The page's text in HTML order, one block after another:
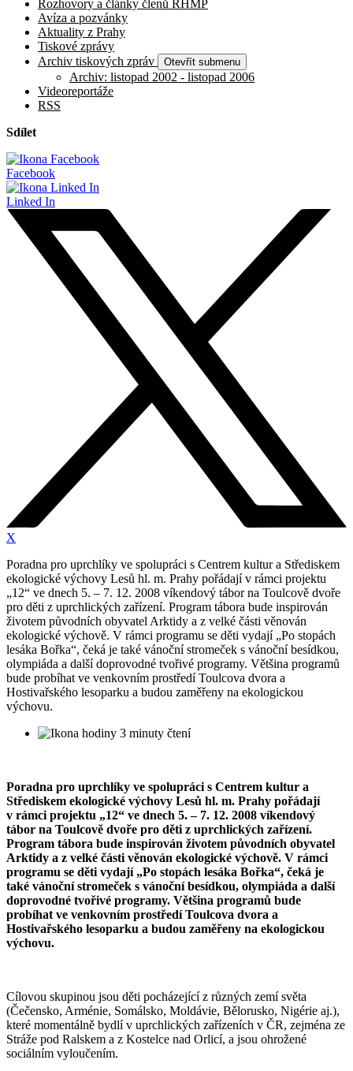
Rozhovory a články členů RHMP
Avíza a pozvánky
Aktuality z Prahy
Tiskové zprávy
Archiv tiskových zpráv
Otevřít submenu
Archiv: listopad 2002 - listopad 2006
Videoreportáže
RSS
Sdílet
Facebook
Linked In
X
Poradna pro uprchlíky ve spolupráci s Centrem kultur a Střediskem
ekologické výchovy Lesů hl. m. Prahy pořádají v rámci projektu
„12“ ve dnech 5. – 7. 12. 2008 víkendový tábor na Toulcově dvoře
pro děti z uprchlických zařízení. Program tábora bude inspirován
životem původních obyvatel Arktidy a z velké části věnován
ekologické výchově. V rámci programu se děti vydají „Po stopách
lesáka Bořka“, čeká je také vánoční stromeček s vánoční besídkou,
olympiáda a další doprovodné tvořivé programy. Většina programů
bude probíhat ve venkovním prostředí Toulcova dvora a
Hostivařského lesoparku a budou zaměřeny na ekologickou
výchovu.
3 minuty čtení
Poradna pro uprchlíky ve spolupráci s Centrem kultur a
Střediskem ekologické výchovy Lesů hl. m. Prahy pořádají
v rámci projektu „12“ ve dnech 5. – 7. 12. 2008 víkendový
tábor na Toulcově dvoře pro děti z uprchlických zařízení.
Program tábora bude inspirován životem původních obyvatel
Arktidy a z velké části věnován ekologické výchově. V rámci
programu se děti vydají „Po stopách lesáka Bořka“, čeká je
také vánoční stromeček s vánoční besídkou, olympiáda a další
doprovodné tvořivé programy. Většina programů bude
probíhat ve venkovním prostředí Toulcova dvora a
Hostivařského lesoparku a budou zaměřeny na ekologickou
výchovu.
Cílovou skupinou jsou děti pocházející z různých zemí světa
(Čečensko, Arménie, Somálsko, Moldávie, Bělorusko, Nigérie aj.),
které momentálně bydlí v uprchlických zařízeních v ČR, zejména ze
Stráže pod Ralskem a z Kostelce nad Orlicí, a jsou ohrožené
sociálním vyloučením.